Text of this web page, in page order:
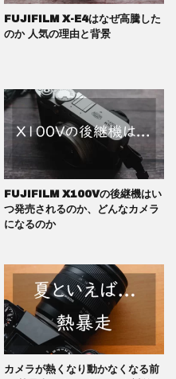
FUJIFILM X-E4はなぜ高騰した
のか 人気の理由と背景
FUJIFILM X100Vの後継機はい
つ発売されるのか、どんなカメラ
になるのか
カメラが熱くなり動かなくなる前